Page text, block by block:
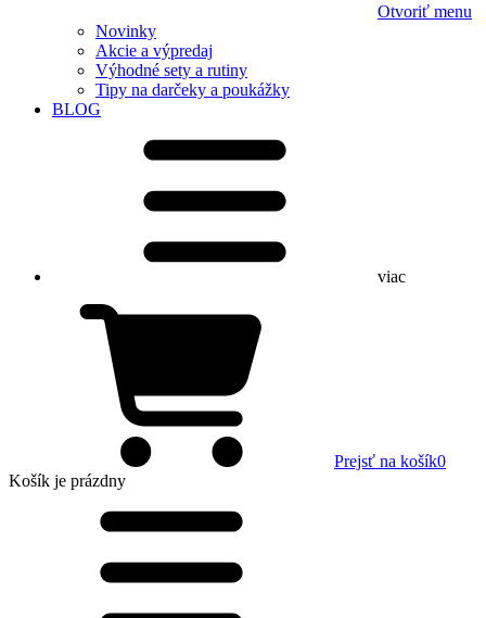
Otvoriť menu
Novinky
Akcie a výpredaj
Výhodné sety a rutiny
Tipy na darčeky a poukážky
BLOG
viac
Prejsť na košík0
Košík je prázdny